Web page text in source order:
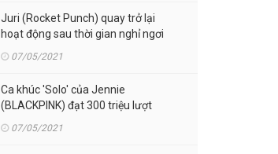
Juri (Rocket Punch) quay trở lại
hoạt động sau thời gian nghỉ ngơi
07/05/2021
Ca khúc 'Solo' của Jennie
(BLACKPINK) đạt 300 triệu lượt
07/05/2021